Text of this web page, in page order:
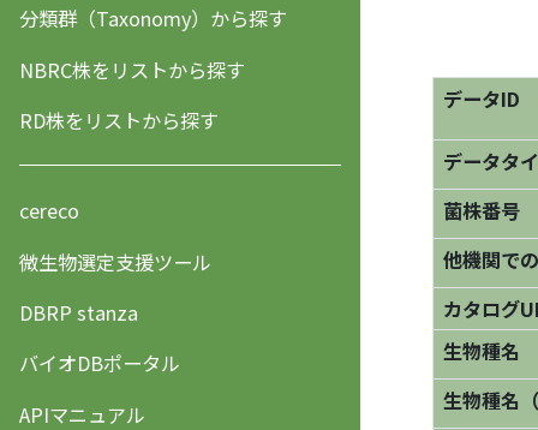
分類群（Taxonomy）から探す
NBRC株をリストから探す
RD株をリストから探す
cereco
微生物選定支援ツール
DBRP stanza
バイオDBポータル
APIマニュアル
データID
データタ
菌株番号
他機関で
カタログ
生物種名
生物種名